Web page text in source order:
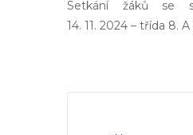
Setkání žáků se
14. 11. 2024 – třída 8. A